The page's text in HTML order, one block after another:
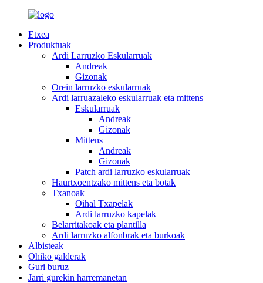
Etxea
Produktuak
Ardi Larruzko Eskularruak
Andreak
Gizonak
Orein larruzko eskularruak
Ardi larruazaleko eskularruak eta mittens
Eskularruak
Andreak
Gizonak
Mittens
Andreak
Gizonak
Patch ardi larruzko eskularruak
Haurtxoentzako mittens eta botak
Txanoak
Oihal Txapelak
Ardi larruzko kapelak
Belarritakoak eta plantilla
Ardi larruzko alfonbrak eta burkoak
Albisteak
Ohiko galderak
Guri buruz
Jarri gurekin harremanetan